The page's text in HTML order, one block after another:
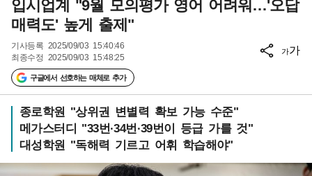
입시업계 "9월 모의평가 영어 어려워…'오답
매력도' 높게 출제"
기사등록 2025/09/03 15:40:46
최종수정 2025/09/03 15:48:25
구글에서 선호하는 매체로 추가
가가
종로학원 "상위권 변별력 확보 가능 수준"
메가스터디 "33번·34번·39번이 등급 가를 것"
대성학원 "독해력 기르고 어휘 학습해야"